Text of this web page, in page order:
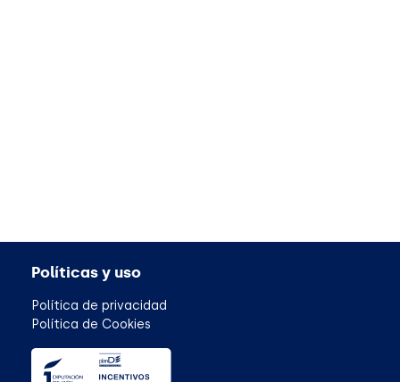
Políticas y uso
Política de privacidad
Política de Cookies